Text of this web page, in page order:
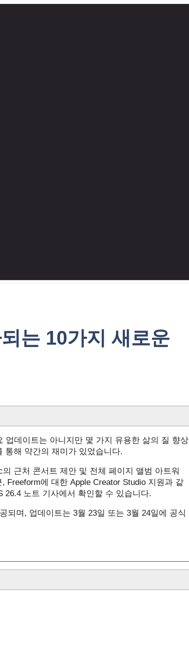
는 10가지 새로운
업데이트는 아니지만 몇 가지 유용한 삶의 질 향상
통해 약간의 재미가 있었습니다.
근처 콘서트 제안 및 전체 페이지 앨범 아트워
Freeform에 대한 Apple Creator Studio 지원과 같
노트 기사에서 확인할 수 있습니다.
되며, 업데이트는 3월 23일 또는 3월 24일에 공식